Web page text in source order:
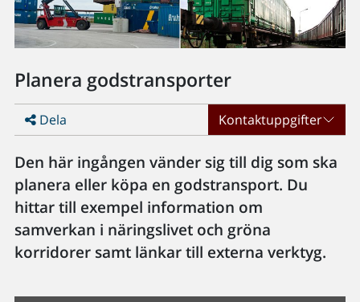
Planera godstransporter
Dela Kontaktuppgifter
Den här ingången vänder sig till dig som ska
planera eller köpa en godstransport. Du
hittar till exempel information om
samverkan i näringslivet och gröna
korridorer samt länkar till externa verktyg.